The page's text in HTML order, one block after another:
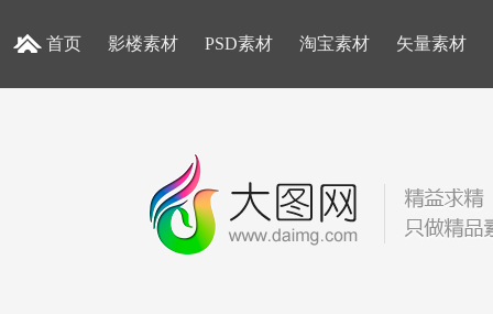
首页 影楼素材 PSD素材 淘宝素材 矢量素材